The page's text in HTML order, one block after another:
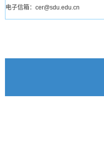
电子信箱：cer@sdu.edu.cn